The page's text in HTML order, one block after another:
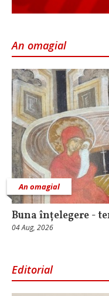
An omagial
An omagial
Buna înțelegere -
04 Aug, 2026
Editorial